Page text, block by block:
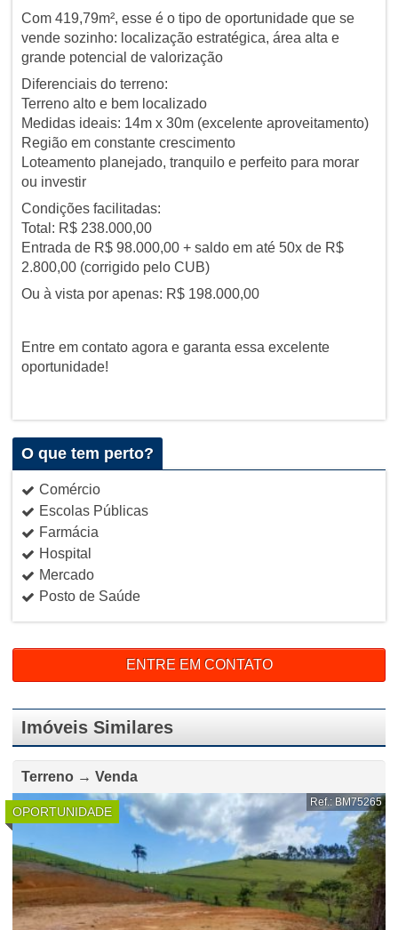
Com 419,79m², esse é o tipo de oportunidade que se
vende sozinho: localização estratégica, área alta e
grande potencial de valorização
Diferenciais do terreno:
Terreno alto e bem localizado
Medidas ideais: 14m x 30m (excelente aproveitamento)
Região em constante crescimento
Loteamento planejado, tranquilo e perfeito para morar
ou investir
Condições facilitadas:
Total: R$ 238.000,00
Entrada de R$ 98.000,00 + saldo em até 50x de R$
2.800,00 (corrigido pelo CUB)
Ou à vista por apenas: R$ 198.000,00
Entre em contato agora e garanta essa excelente
oportunidade!
O que tem perto?
Comércio
Escolas Públicas
Farmácia
Hospital
Mercado
Posto de Saúde
ENTRE EM CONTATO
Imóveis Similares
Terreno → Venda
OPORTUNIDADE
Ref.: BM75265